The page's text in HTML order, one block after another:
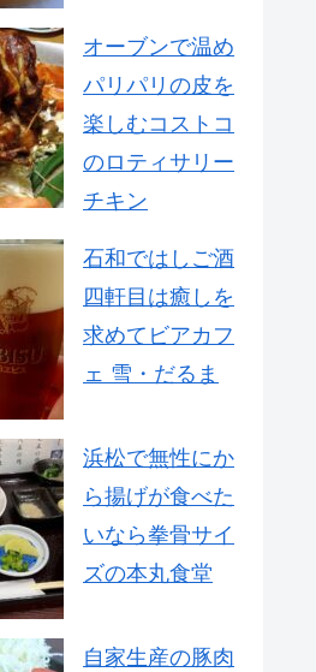
オーブンで温め
パリパリの皮を
楽しむコストコ
のロティサリー
チキン
石和ではしご酒
四軒目は癒しを
求めてビアカフ
ェ 雪・だるま
浜松で無性にか
ら揚げが食べた
いなら拳骨サイ
ズの本丸食堂
自家生産の豚肉